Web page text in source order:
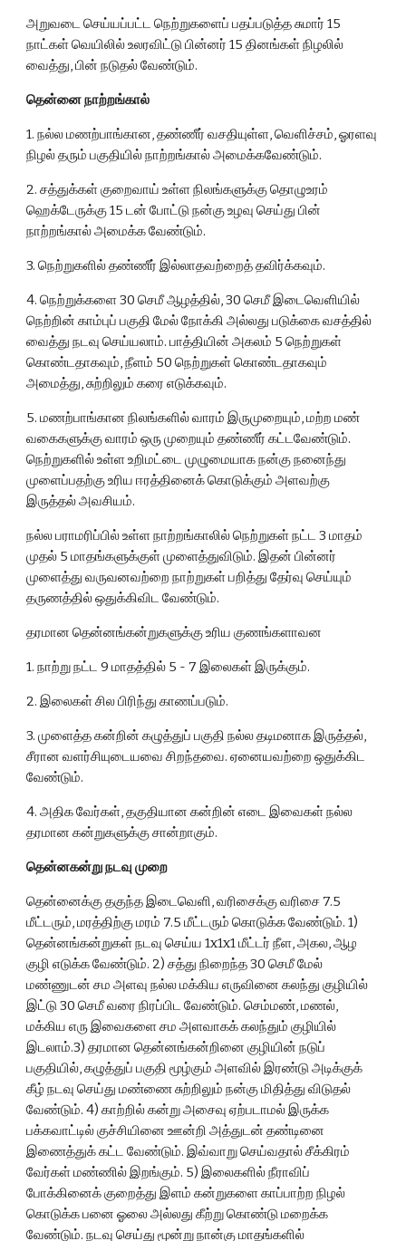
அறுவடை செய்யப்பட்ட நெற்றுகளைப் பதப்படுத்த சுமார் 15
நாட்கள் வெயிலில் உலரவிட்டு பின்னர் 15 தினங்கள் நிழலில்
வைத்து, பின் நடுதல் வேண்டும்.
தென்னை நாற்றங்கால்
1. நல்ல மணற்பாங்கான, தண்ணீர் வசதியுள்ள, வெளிச்சம், ஓரளவு
நிழல் தரும் பகுதியில் நாற்றங்கால் அமைக்கவேண்டும்.
2. சத்துக்கள் குறைவாய் உள்ள நிலங்களுக்கு தொழுஉரம்
ஹெக்டேருக்கு 15 டன் போட்டு நன்கு உழவு செய்து பின்
நாற்றங்கால் அமைக்க வேண்டும்.
3. நெற்றுகளில் தண்ணீர் இல்லாதவற்றைத் தவிர்க்கவும்.
4. நெற்றுக்களை 30 செமீ ஆழத்தில், 30 செமீ இடைவெளியில்
நெற்றின் காம்புப் பகுதி மேல் நோக்கி அல்லது படுக்கை வசத்தில்
வைத்து நடவு செய்யலாம். பாத்தியின் அகலம் 5 நெற்றுகள்
கொண்டதாகவும், நீளம் 50 நெற்றுகள் கொண்டதாகவும்
அமைத்து, சுற்றிலும் கரை எடுக்கவும்.
5. மணற்பாங்கான நிலங்களில் வாரம் இருமுறையும், மற்ற மண்
வகைகளுக்கு வாரம் ஒரு முறையும் தண்ணீர் கட்டவேண்டும்.
நெற்றுகளில் உள்ள உறிமட்டை முழுமையாக நன்கு நனைந்து
முளைப்பதற்கு உரிய ஈரத்தினைக் கொடுக்கும் அளவற்கு
இருத்தல் அவசியம்.
நல்ல பராமரிப்பில் உள்ள நாற்றங்காலில் நெற்றுகள் நட்ட 3 மாதம்
முதல் 5 மாதங்களுக்குள் முளைத்துவிடும். இதன் பின்னர்
முளைத்து வருவனவற்றை நாற்றுகள் பறித்து தேர்வு செய்யும்
தருணத்தில் ஒதுக்கிவிட வேண்டும்.
தரமான தென்னங்கன்றுகளுக்கு உரிய குணங்களாவன
1. நாற்று நட்ட 9 மாதத்தில் 5 - 7 இலைகள் இருக்கும்.
2. இலைகள் சில பிரிந்து காணப்படும்.
3. முளைத்த கன்றின் கழுத்துப் பகுதி நல்ல தடிமனாக இருத்தல்,
சீரான வளர்சியுடையவை சிறந்தவை. ஏனையவற்றை ஒதுக்கிட
வேண்டும்.
4. அதிக வேர்கள், தகுதியான கன்றின் எடை இவைகள் நல்ல
தரமான கன்றுகளுக்கு சான்றாகும்.
தென்னகன்று நடவு முறை
தென்னைக்கு தகுந்த இடைவெளி, வரிசைக்கு வரிசை 7.5
மீட்டரும், மரத்திற்கு மரம் 7.5 மீட்டரும் கொடுக்க வேண்டும். 1)
தென்னங்கன்றுகள் நடவு செய்ய 1x1x1 மீட்டர் நீள, அகல, ஆழ
குழி எடுக்க வேண்டும். 2) சத்து நிறைந்த 30 செமீ மேல்
மண்ணுடன் சம அளவு நல்ல மக்கிய எருவினை கலந்து குழியில்
இட்டு 30 செமீ வரை நிரப்பிட வேண்டும். செம்மண், மணல்,
மக்கிய எரு இவைகளை சம அளவாகக் கலந்தும் குழியில்
இடலாம்.3) தரமான தென்னங்கன்றினை குழியின் நடுப்
பகுதியில், கழுத்துப் பகுதி மூழ்கும் அளவில் இரண்டு அடிக்குக்
கீழ் நடவு செய்து மண்ணை சுற்றிலும் நன்கு மிதித்து விடுதல்
வேண்டும். 4) காற்றில் கன்று அசைவு ஏற்படாமல் இருக்க
பக்கவாட்டில் குச்சியினை ஊன்றி அத்துடன் தண்டினை
இணைத்துக் கட்ட வேண்டும். இவ்வாறு செய்வதால் சீக்கிரம்
வேர்கள் மண்ணில் இறங்கும். 5) இலைகளில் நீராவிப்
போக்கினைக் குறைத்து இளம் கன்றுகளை காப்பாற்ற நிழல்
கொடுக்க பனை ஓலை அல்லது கீற்று கொண்டு மறைக்க
வேண்டும். நடவு செய்து மூன்று நான்கு மாதங்களில்